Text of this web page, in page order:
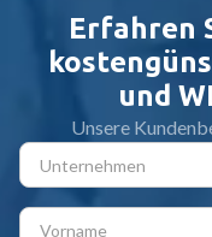
Erfahren
und
Unsere